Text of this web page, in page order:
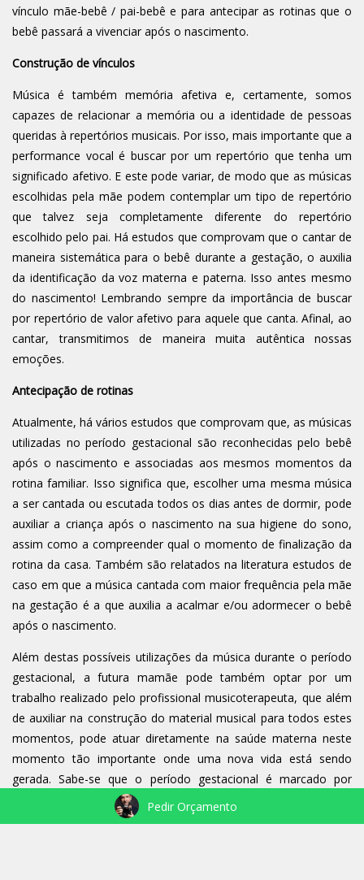
vínculo mãe-bebê / pai-bebê e para antecipar as rotinas que o
bebê passará a vivenciar após o nascimento.
Construção de vínculos
Música é também memória afetiva e, certamente, somos
capazes de relacionar a memória ou a identidade de pessoas
queridas à repertórios musicais. Por isso, mais importante que a
performance vocal é buscar por um repertório que tenha um
significado afetivo. E este pode variar, de modo que as músicas
escolhidas pela mãe podem contemplar um tipo de repertório
que talvez seja completamente diferente do repertório
escolhido pelo pai. Há estudos que comprovam que o cantar de
maneira sistemática para o bebê durante a gestação, o auxilia
da identificação da voz materna e paterna. Isso antes mesmo
do nascimento! Lembrando sempre da importância de buscar
por repertório de valor afetivo para aquele que canta. Afinal, ao
cantar, transmitimos de maneira muita autêntica nossas
emoções.
Antecipação de rotinas
Atualmente, há vários estudos que comprovam que, as músicas
utilizadas no período gestacional são reconhecidas pelo bebê
após o nascimento e associadas aos mesmos momentos da
rotina familiar. Isso significa que, escolher uma mesma música
a ser cantada ou escutada todos os dias antes de dormir, pode
auxiliar a criança após o nascimento na sua higiene do sono,
assim como a compreender qual o momento de finalização da
rotina da casa. Também são relatados na literatura estudos de
caso em que a música cantada com maior frequência pela mãe
na gestação é a que auxilia a acalmar e/ou adormecer o bebê
após o nascimento.
Além destas possíveis utilizações da música durante o período
gestacional, a futura mamãe pode também optar por um
trabalho realizado pelo profissional musicoterapeuta, que além
de auxiliar na construção do material musical para todos estes
momentos, pode atuar diretamente na saúde materna neste
momento tão importante onde uma nova vida está sendo
gerada. Sabe-se que o período gestacional é marcado por
muitas mudanças estruturais e químicas no corpo materno, que
podem gerar desconforto para a mãe. A musicoterapia pode
Pedir Orçamento